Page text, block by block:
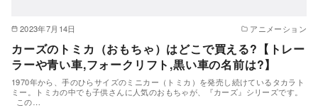
2023年7月14日 アニメーション
カーズのトミカ（おもちゃ）はどこで買える?【トレー
ラーや青い車,フォークリフト,黒い車の名前は?】
1970年から、手のひらサイズのミニカー（トミカ）を発売し続けているタカラト
ミー。トミカの中でも子供さんに人気のおもちゃが、『カーズ』シリーズです。
この…